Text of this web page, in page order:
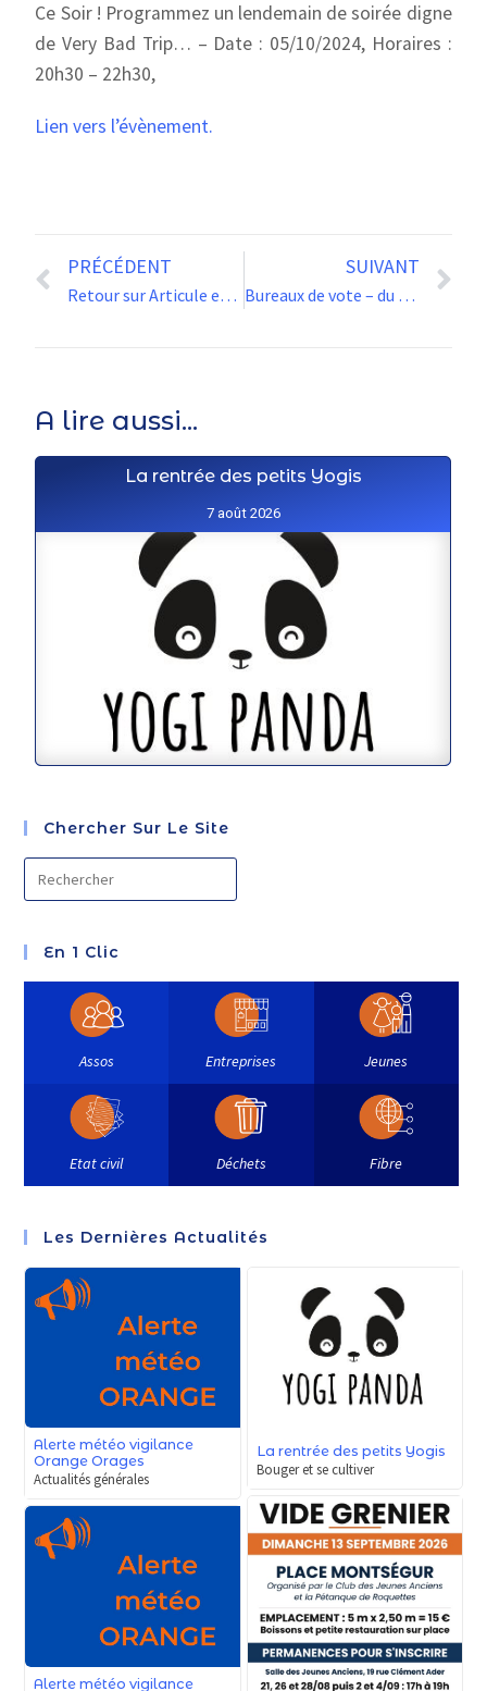
Ce Soir ! Programmez un lendemain de soirée digne
de Very Bad Trip… – Date : 05/10/2024, Horaires :
20h30 – 22h30,
Lien vers l’évènement.
PRÉCÉDENT
Retour sur Articule en voyage
SUIVANT
Bureaux de vote – du changement
A lire aussi...
La rentrée des petits Yogis
7 août 2026
Chercher Sur Le Site
En 1 Clic
Assos Entreprises Jeunes
Etat civil Déchets Fibre
Les Dernières Actualités
Alerte météo vigilance
Orange Orages
Actualités générales
La rentrée des petits Yogis
Bouger et se cultiver
Alerte météo vigilance